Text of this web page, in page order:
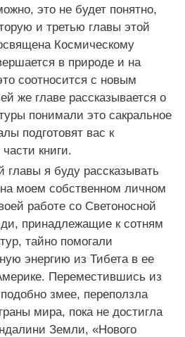
это не будет понятно,
и третью главы этой
Космическому
в природе и на
соотносится с новым
же главе рассказывается о
понимали это сакральное
подготовят вас к
книги.
главы я буду рассказывать
моем собственном личном
работе со Светоносной
принадлежащие к сотням
тайно помогали
энергию из Тибета в ее
Переместившись из
змее, переползла
мира, пока не достигла
Земли, «Нового